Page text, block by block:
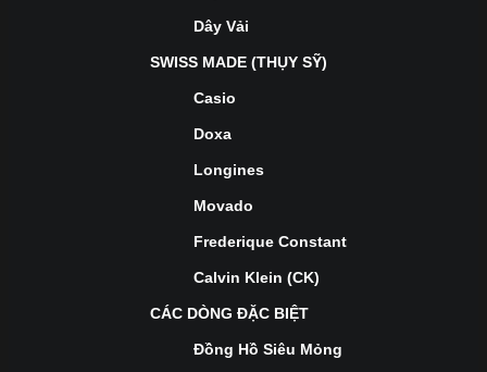
Dây Vải
SWISS MADE (THỤY SỸ)
Casio
Doxa
Longines
Movado
Frederique Constant
Calvin Klein (CK)
CÁC DÒNG ĐẶC BIỆT
Đồng Hồ Siêu Mỏng